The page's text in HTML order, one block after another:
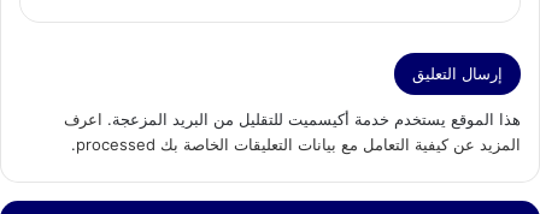
هذا الموقع يستخدم خدمة أكيسميت للتقليل من البريد المزعجة. اعرف
المزيد عن كيفية التعامل مع بيانات التعليقات الخاصة بك processed
.